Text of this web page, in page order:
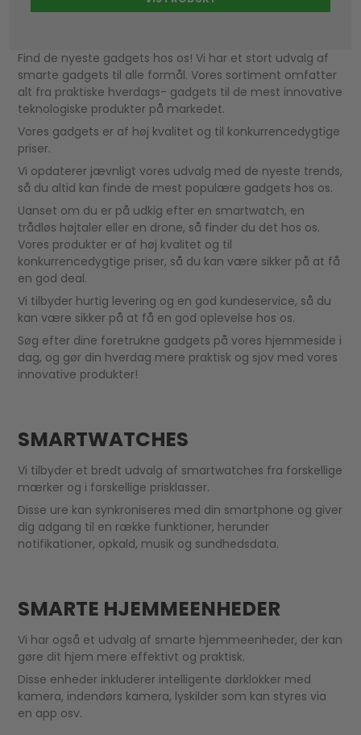
Find de nyeste gadgets hos os! Vi har et stort udvalg af
smarte gadgets til alle formål. Vores sortiment omfatter
alt fra praktiske hverdags- gadgets til de mest innovative
teknologiske produkter på markedet.
Vores gadgets er af høj kvalitet og til konkurrencedygtige
priser.
Vi opdaterer jævnligt vores udvalg med de nyeste trends,
så du altid kan finde de mest populære gadgets hos os.
Uanset om du er på udkig efter en smartwatch, en
trådløs højtaler eller en drone, så finder du det hos os.
Vores produkter er af høj kvalitet og til
konkurrencedygtige priser, så du kan være sikker på at få
en god deal.
Vi tilbyder hurtig levering og en god kundeservice, så du
kan være sikker på at få en god oplevelse hos os.
Søg efter dine foretrukne gadgets på vores hjemmeside i
dag, og gør din hverdag mere praktisk og sjov med vores
innovative produkter!
SMARTWATCHES
Vi tilbyder et bredt udvalg af smartwatches fra forskellige
mærker og i forskellige prisklasser.
Disse ure kan synkroniseres med din smartphone og giver
dig adgang til en række funktioner, herunder
notifikationer, opkald, musik og sundhedsdata.
SMARTE HJEMMEENHEDER
Vi har også et udvalg af smarte hjemmeenheder, der kan
gøre dit hjem mere effektivt og praktisk.
Disse enheder inkluderer intelligente dørklokker med
kamera, indendørs kamera, lyskilder som kan styres via
en app osv.